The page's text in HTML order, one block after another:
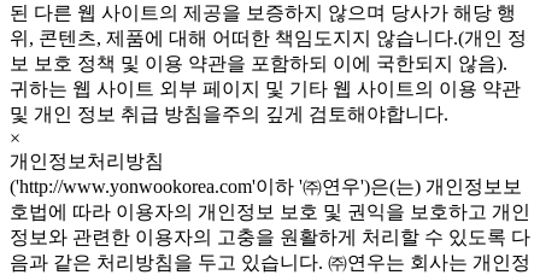
된 다른 웹 사이트의 제공을 보증하지 않으며 당사가 해당 행
위, 콘텐츠, 제품에 대해 어떠한 책임도지지 않습니다.(개인 정
보 보호 정책 및 이용 약관을 포함하되 이에 국한되지 않음).
귀하는 웹 사이트 외부 페이지 및 기타 웹 사이트의 이용 약관
및 개인 정보 취급 방침을주의 깊게 검토해야합니다.
×
개인정보처리방침
('http://www.yonwookorea.com'이하 '㈜연우')은(는) 개인정보보
호법에 따라 이용자의 개인정보 보호 및 권익을 보호하고 개인
정보와 관련한 이용자의 고충을 원활하게 처리할 수 있도록 다
음과 같은 처리방침을 두고 있습니다. ㈜연우는 회사는 개인정